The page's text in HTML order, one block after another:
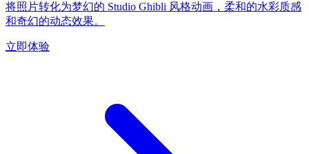
将照片转化为梦幻的 Studio Ghibli 风格动画，柔和的水彩质感
和奇幻的动态效果。
立即体验